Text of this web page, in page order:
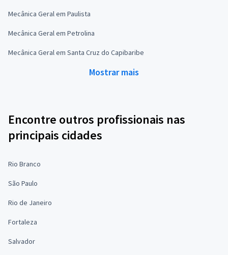
Mecânica Geral em Paulista
Mecânica Geral em Petrolina
Mecânica Geral em Santa Cruz do Capibaribe
Mostrar mais
Encontre outros profissionais nas
principais cidades
Rio Branco
São Paulo
Rio de Janeiro
Fortaleza
Salvador